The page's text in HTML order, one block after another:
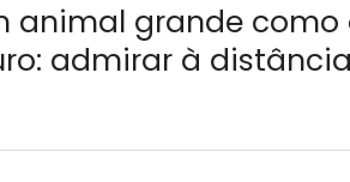
animal grande como
admirar à